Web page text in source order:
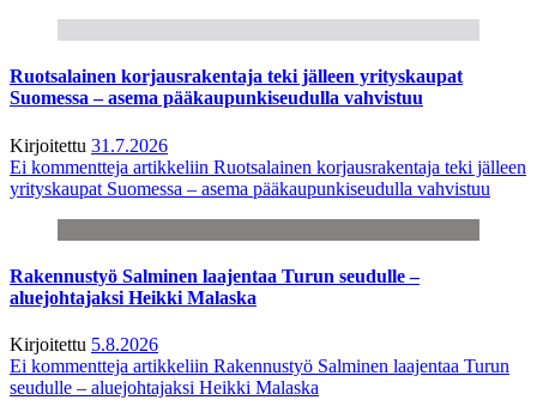
Ruotsalainen korjausrakentaja teki jälleen yrityskaupat
Suomessa – asema pääkaupunkiseudulla vahvistuu
Kirjoitettu 31.7.2026
Ei kommentteja artikkeliin Ruotsalainen korjausrakentaja teki jälleen
yrityskaupat Suomessa – asema pääkaupunkiseudulla vahvistuu
Rakennustyö Salminen laajentaa Turun seudulle –
aluejohtajaksi Heikki Malaska
Kirjoitettu 5.8.2026
Ei kommentteja artikkeliin Rakennustyö Salminen laajentaa Turun
seudulle – aluejohtajaksi Heikki Malaska